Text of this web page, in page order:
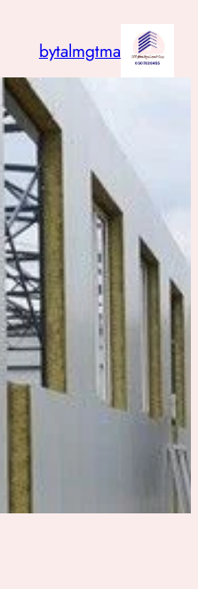
المحتوى
bytalmgtma